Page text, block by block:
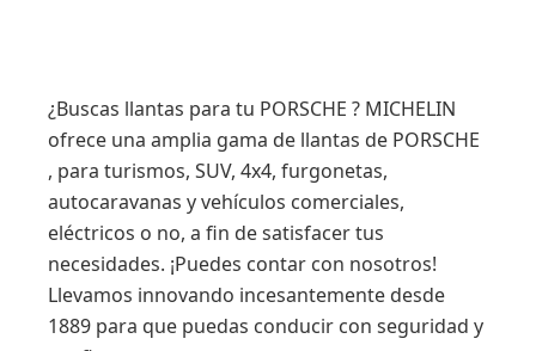
¿Buscas llantas para tu PORSCHE ? MICHELIN
ofrece una amplia gama de llantas de PORSCHE
, para turismos, SUV, 4x4, furgonetas,
autocaravanas y vehículos comerciales,
eléctricos o no, a fin de satisfacer tus
necesidades. ¡Puedes contar con nosotros!
Llevamos innovando incesantemente desde
1889 para que puedas conducir con seguridad y